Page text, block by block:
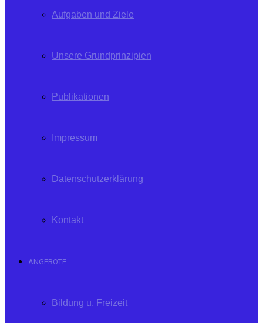
Aufgaben und Ziele
Unsere Grundprinzipien
Publikationen
Impressum
Datenschutzerklärung
Kontakt
ANGEBOTE
Bildung u. Freizeit